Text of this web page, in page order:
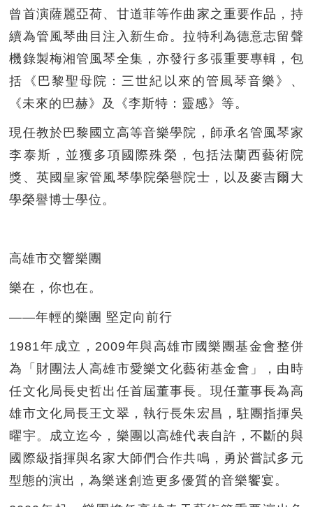
曾首演薩麗亞荷、甘道菲等作曲家之重要作品，持
續為管風琴曲目注入新生命。拉特利為德意志留聲
機錄製梅湘管風琴全集，亦發行多張重要專輯，包
括《巴黎聖母院：三世紀以來的管風琴音樂》、
《未來的巴赫》及《李斯特：靈感》等。
現任教於巴黎國立高等音樂學院，師承名管風琴家
李泰斯，並獲多項國際殊榮，包括法蘭西藝術院
獎、英國皇家管風琴學院榮譽院士，以及麥吉爾大
學榮譽博士學位。
高雄市交響樂團
樂在，你也在。
——年輕的樂團 堅定向前行
1981年成立，2009年與高雄市國樂團基金會整併
為「財團法人高雄市愛樂文化藝術基金會」，由時
任文化局長史哲出任首屆董事長。現任董事長為高
雄市文化局長王文翠，執行長朱宏昌，駐團指揮吳
曜宇。成立迄今，樂團以高雄代表自許，不斷的與
國際級指揮與名家大師們合作共鳴，勇於嘗試多元
型態的演出，為樂迷創造更多優質的音樂饗宴。